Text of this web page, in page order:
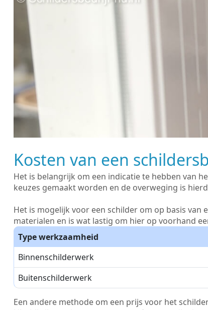
Kosten van een
Het is belangrijk om een indicatie te hebben van
keuzes gemaakt worden en de overweging is
Het is mogelijk voor een schilder om op basis
materialen en is wat lastig om hier op voorhand
Type werkzaamheid
Binnenschilderwerk
Buitenschilderwerk
Een andere methode om een prijs voor het